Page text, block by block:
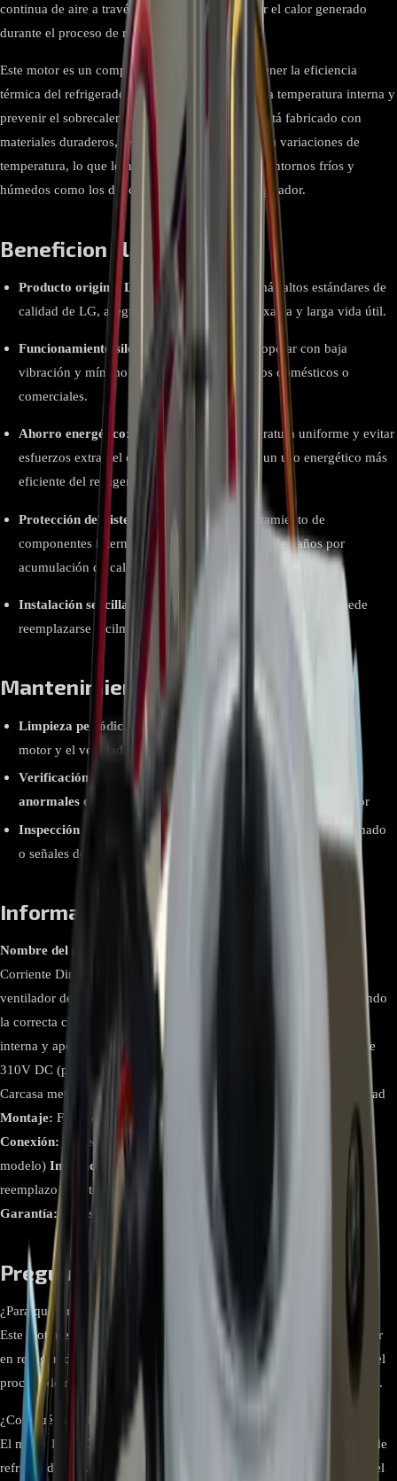
continua de aire a través del sistema para disipar el calor generado
durante el proceso de refrigeración.
Este motor es un componente crucial para mantener la eficiencia
térmica del refrigerador, ayudando a estabilizar la temperatura interna y
prevenir el sobrecalentamiento del compresor. Está fabricado con
materiales duraderos, resistentes a la humedad y a variaciones de
temperatura, lo que lo hace ideal para operar en entornos fríos y
húmedos como los del condensador de un refrigerador.
Beneficion clave y ventaja
Producto original LG:
Fabricado bajo los más altos estándares de
calidad de LG, asegurando compatibilidad exacta y larga vida útil.
Funcionamiento silencioso:
Diseñado para operar con baja
vibración y mínimo ruido, ideal para entornos domésticos o
comerciales.
Ahorro energético:
Al mantener una temperatura uniforme y evitar
esfuerzos extra del compresor, contribuye a un uso energético más
eficiente del refrigerador.
Protección del sistema:
Evita el sobrecalentamiento de
componentes internos y reduce la posibilidad de daños por
acumulación de calor.
Instalación sencilla
: gracias a sus dimensiones estándar, puede
reemplazarse fácilmente sin necesidad de adaptaciones.
Mantenimiento del motor
Limpieza periódica:
Retira el polvo acumulado alrededor del
motor y el ventilador.
Verificación de vibraciones o ruidos:
anormales o vibraciones
, revisa el eje y balance del ventilador
Inspección visual del bobinado y carcasa:
Si hay olor a quemado
o señales de calentamiento excesivo, apaga el equipo y revisa
Información relevante
Nombre del producto: Motor DC EAU63103205
Corriente Directa (DC) tipo BLDC
ventilador del condensador o evaporador del refrigerador, asegurando
la correcta circulación del aire para mantener la estabilidad térmica
interna y apoyar el proceso de refrigeración.
Generalmente
310V DC (puede variar según aplicación específica)
Carcasa metálica, bobinado de cobre, rodamientos de alta durabilidad
Montaje: Fijación por tornillos o base metálica, según el modelo
Conexión: Conector de 3 o 4 pines, tipo enchufe plástico (según
modelo) Instalación recomendada:
reemplazo directo, sin necesidad de modificaciones en el equipo.
Garantía:3 meses
Preguntas frecuentes
¿Para qué sirve el motor LG DC EAU63103205?
Este motor está diseñado para accionar el ventilador del condensador
en refrigeradores LG, ayudando a disipar el calor generado durante el
proceso de refrigeración y mantener la eficiencia térmica del sistema.
¿Con qué modelos de refrigeradores LG es compatible este motor?
El motor LG DC EAU63103205 es compatible con varios modelos de
refrigeradores LG. Se recomienda consultar el manual del equipo o el